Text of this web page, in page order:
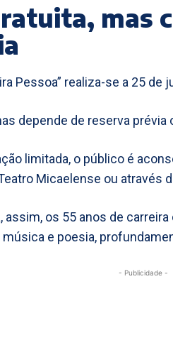
mas
Pessoa” realiza-se a 25 de
depende de reserva prévia
limitada, o público é
Micaelense ou através
assim, os 55 anos de
e poesia,
- Publicidade -